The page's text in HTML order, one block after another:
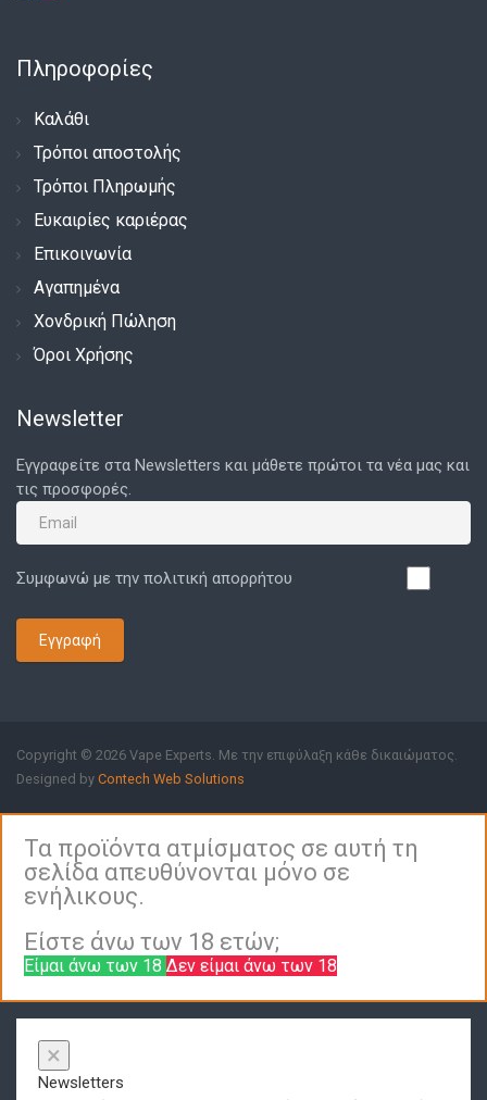
Πληροφορίες
Καλάθι
Τρόποι αποστολής
Τρόποι Πληρωμής
Ευκαιρίες καριέρας
Επικοινωνία
Αγαπημένα
Χονδρική Πώληση
Όροι Χρήσης
Newsletter
Εγγραφείτε στα Newsletters και μάθετε πρώτοι τα νέα μας και
τις προσφορές.
Συμφωνώ με την πολιτική απορρήτου
Εγγραφή
Copyright © 2026 Vape Experts. Με την επιφύλαξη κάθε δικαιώματος.
Designed by Contech Web Solutions
Τα προϊόντα ατμίσματος σε αυτή τη
σελίδα απευθύνονται μόνο σε
ενήλικους.
Είστε άνω των 18 ετών;
Είμαι άνω των 18 Δεν είμαι άνω των 18
×
Newsletters